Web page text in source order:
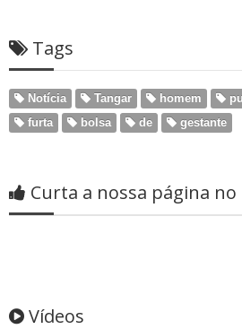
Tags
Notícia Tangar homem
furta
bolsa de gestante
Curta a nossa página no
Vídeos